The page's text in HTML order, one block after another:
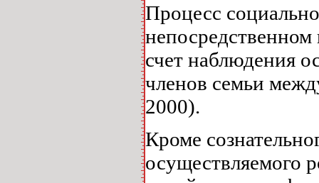
Процесс
непосредственном
счет наблюдения
членов семьи
2000).
Кроме
осуществляемого